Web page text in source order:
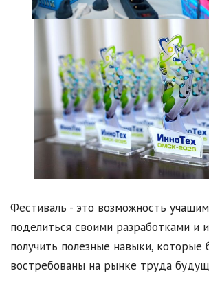
Фестиваль - это возможность
поделиться своими разработками и
получить полезные навыки, которые
востребованы на рынке труда